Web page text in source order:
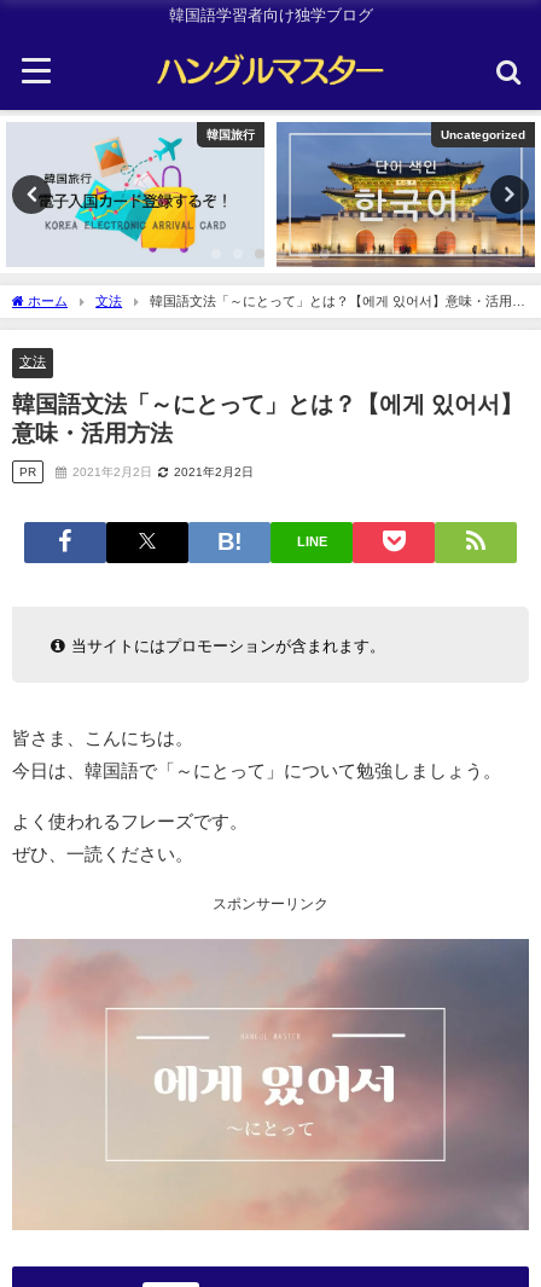
韓国語学習者向け独学ブログ
Uncategorized 韓国旅行
ホーム 文法
韓国語文法「～にとって」とは？【에게 있어서】意味・活用方
法
文法
韓国語文法「～にとって」とは？【에게 있어서】
意味・活用方法
PR 2021年2月2日 2021年2月2日
LINE
当サイトにはプロモーションが含まれます。
皆さま、こんにちは。
今日は、韓国語で「～にとって」について勉強しましょう。
よく使われるフレーズです。
ぜひ、一読ください。
スポンサーリンク